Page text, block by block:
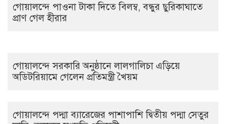
গোয়ালন্দে পাওনা টাকা দিতে বিলম্ব, বন্ধুর ছুরিকাঘাতে
প্রাণ গেল হীরার
গোয়ালন্দে সরকারি অনুষ্ঠানে লালগালিচা এড়িয়ে
অডিটরিয়ামে গেলেন প্রতিমন্ত্রী খৈয়ম
গোয়ালন্দে পদ্মা ব্যারেজের পাশাপাশি দ্বিতীয় পদ্মা সেতুর